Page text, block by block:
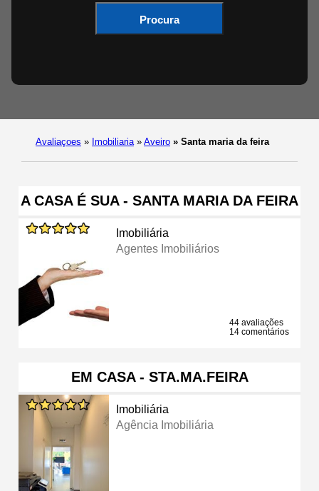
Procura
Avaliaçoes » Imobiliaria » Aveiro » Santa maria da feira
A CASA É SUA - SANTA MARIA DA FEIRA
Imobiliária
Agentes Imobiliários
44 avaliações
14 comentários
EM CASA - STA.MA.FEIRA
Imobiliária
Agência Imobiliária